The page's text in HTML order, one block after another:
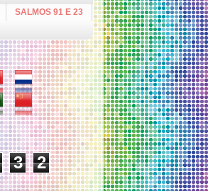
SALMOS 91 E 23
3 2